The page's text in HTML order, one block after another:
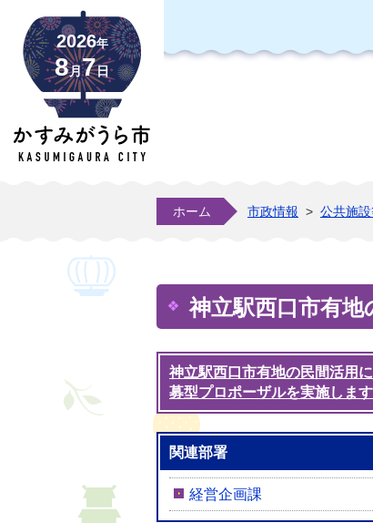
2026年
8月7日
ホーム 市政情報 > 公共施
神立駅西口市有地
神立駅西口市有地の民間活用
募型プロポーザルを実施します
関連部署
経営企画課